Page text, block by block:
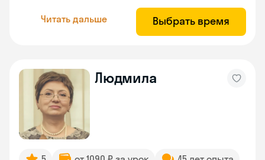
Читать дальше Выбрать время
Людмила